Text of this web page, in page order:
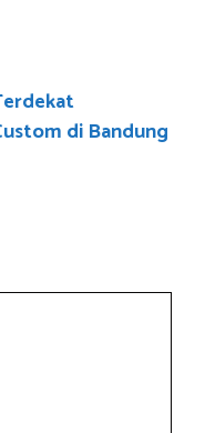
di Bandung